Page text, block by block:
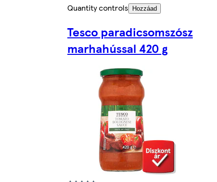
Quantity controls Hozzáad
Tesco paradicsomszósz
marhahússal 420 g